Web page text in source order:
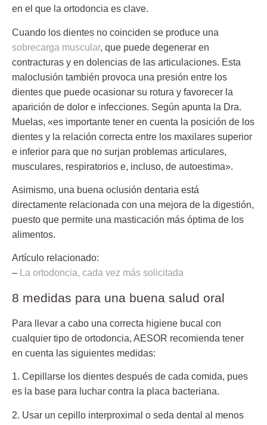
en el que la ortodoncia es clave.
Cuando los dientes no coinciden se produce una
sobrecarga muscular, que puede degenerar en
contracturas y en dolencias de las articulaciones. Esta
maloclusión también provoca una presión entre los
dientes que puede ocasionar su rotura y favorecer la
aparición de dolor e infecciones. Según apunta la Dra.
Muelas, «es importante tener en cuenta la posición de los
dientes y la relación correcta entre los maxilares superior
e inferior para que no surjan problemas articulares,
musculares, respiratorios e, incluso, de autoestima».
Asimismo, una buena oclusión dentaria está
directamente relacionada con una mejora de la digestión,
puesto que permite una masticación más óptima de los
alimentos.
Artículo relacionado:
– La ortodoncia, cada vez más solicitada
8 medidas para una buena salud oral
Para llevar a cabo una correcta higiene bucal con
cualquier tipo de ortodoncia, AESOR recomienda tener
en cuenta las siguientes medidas:
1. Cepillarse los dientes después de cada comida, pues
es la base para luchar contra la placa bacteriana.
2. Usar un cepillo interproximal o seda dental al menos